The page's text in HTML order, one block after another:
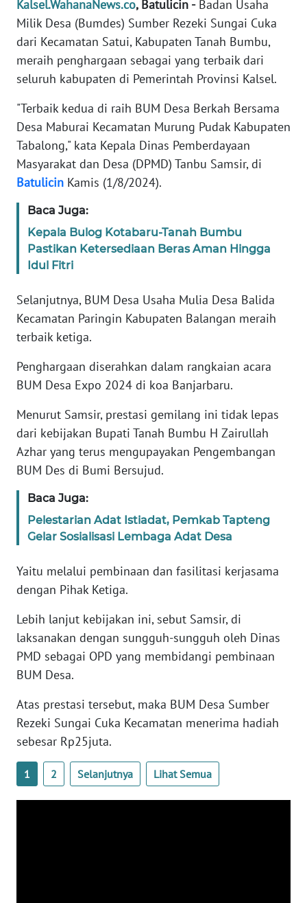
Kalsel.WahanaNews.co, Batulicin -Badan Usaha
Milik Desa (Bumdes) Sumber Rezeki Sungai Cuka
dari Kecamatan Satui, Kabupaten Tanah Bumbu,
meraih penghargaan sebagai yang terbaik dari
seluruh kabupaten di Pemerintah Provinsi Kalsel.
"Terbaik kedua di raih BUM Desa Berkah Bersama
Desa Maburai Kecamatan Murung Pudak Kabupaten
Tabalong," kata Kepala Dinas Pemberdayaan
Masyarakat dan Desa (DPMD) Tanbu Samsir, di
Batulicin Kamis (1/8/2024).
Baca Juga:
Kepala Bulog Kotabaru-Tanah Bumbu
Pastikan Ketersediaan Beras Aman Hingga
Idul Fitri
Selanjutnya, BUM Desa Usaha Mulia Desa Balida
Kecamatan Paringin Kabupaten Balangan meraih
terbaik ketiga.
Penghargaan diserahkan dalam rangkaian acara
BUM Desa Expo 2024 di koa Banjarbaru.
Menurut Samsir, prestasi gemilang ini tidak lepas
dari kebijakan Bupati Tanah Bumbu H Zairullah
Azhar yang terus mengupayakan Pengembangan
BUM Des di Bumi Bersujud.
Baca Juga:
Pelestarian Adat Istiadat, Pemkab Tapteng
Gelar Sosialisasi Lembaga Adat Desa
Yaitu melalui pembinaan dan fasilitasi kerjasama
dengan Pihak Ketiga.
Lebih lanjut kebijakan ini, sebut Samsir, di
laksanakan dengan sungguh-sungguh oleh Dinas
PMD sebagai OPD yang membidangi pembinaan
BUM Desa.
Atas prestasi tersebut, maka BUM Desa Sumber
Rezeki Sungai Cuka Kecamatan menerima hadiah
sebesar Rp25juta.
1 2 Selanjutnya Lihat Semua
KARIR
DISCLAIMER
News
Regional
WN
SUMUT
WN
JAKARTA
WN
BANTEN
WN
NTT
WN
KEPRI
WN
WN
PAPUA
BARAT
RIAU
SERAMBI
WN
SULTRA
WN
NTB